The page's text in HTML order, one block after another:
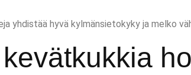
yhdistää hyvä kylmänsietokyky ja melko